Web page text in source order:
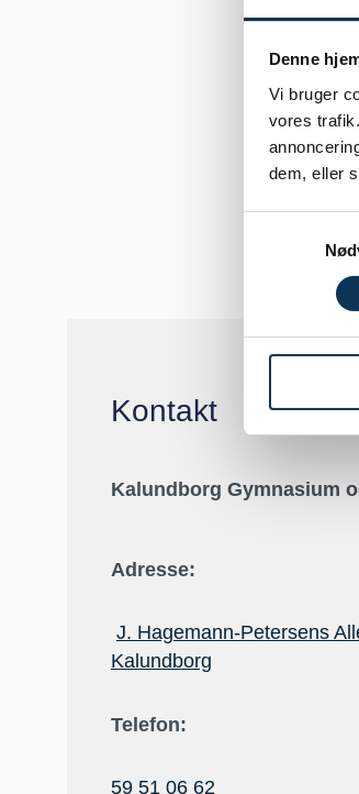
Denne
Vi bruger
vores
dem, eller
Kontakt
Kalundborg Gymnasium
Adresse:
J. Hagemann-Petersens
Kalundborg
Telefon:
59 51 06 62